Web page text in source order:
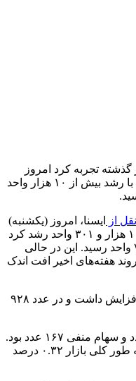
تجربه کرد امروز
افزایشی شد؛ به طوری که شاخص کل با رشد بیش از ۱۰ هزار واحد
از
ایسنا، امروز (یکشنبه)
شاخص کل بورس اوراق بهادار تهران ۱۰ هزار و ۳۰۱ واحد رشد کرد
و به رقم سه میلیون و ۲۱۷ هزار و ۷۵۰ واحد رسید. این در حالی
هفته‌های اخیر افت اندک
شاخص هم‌وزن نیز امروز ۱۰۲۷ واحد افزایش داشت و در عدد ۹۲۸
امروز تعداد سهام مثبت بورس ۱۷۴ عدد و سهام منفی ۱۶۷ عدد بود.
تعداد خریداران به ۸۴ هزار نفر رسید. به طور کلی بازار ۰.۳۲ درصد